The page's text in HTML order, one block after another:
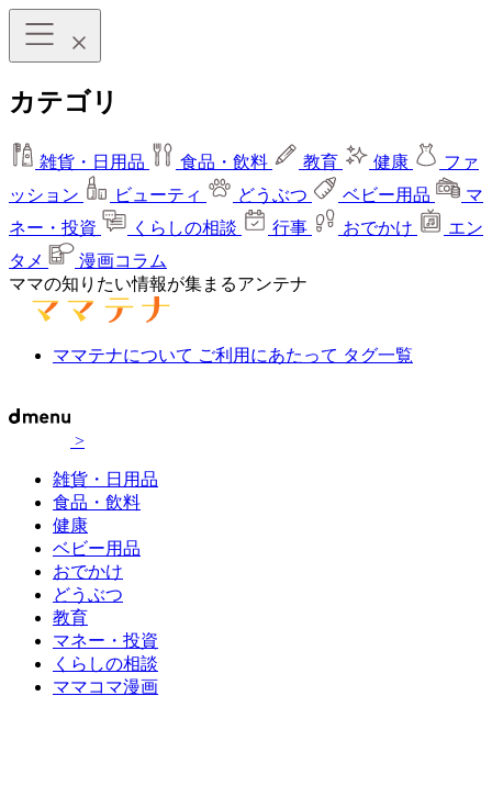
カテゴリ
雑貨・日用品 食品・飲料 教育 健康
ファ
ッション
ビューティ どうぶつ ベビー用品
マ
ネー・投資
くらしの相談 行事 おでかけ
エン
タメ
漫画コラム
ママの知りたい情報が集まるアンテナ
ママテナについて ご利用にあたって タグ一覧
>
雑貨・日用品
食品・飲料
健康
ベビー用品
おでかけ
どうぶつ
教育
マネー・投資
くらしの相談
ママコマ漫画